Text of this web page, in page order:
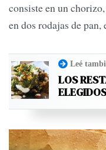
consiste en un
en dos rodajas de
Leé
LOS